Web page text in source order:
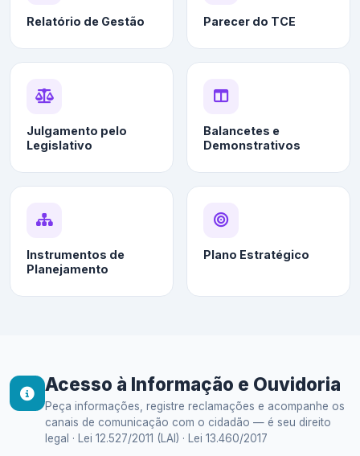
Relatório de Gestão Parecer do TCE
Julgamento pelo
Legislativo
Balancetes e
Demonstrativos
Instrumentos de
Planejamento
Plano Estratégico
Acesso à Informação e Ouvidoria
Peça informações, registre reclamações e acompanhe os
canais de comunicação com o cidadão — é seu direito
legal · Lei 12.527/2011 (LAI) · Lei 13.460/2017